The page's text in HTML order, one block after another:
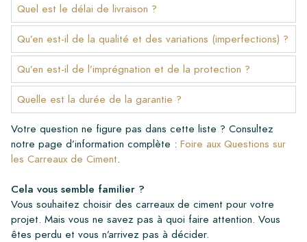
Quel est le délai de livraison ?
Qu’en est-il de la qualité et des variations (imperfections) ?
Qu’en est-il de l’imprégnation et de la protection ?
Quelle est la durée de la garantie ?
Votre question ne figure pas dans cette liste ? Consultez
notre page d’information complète : Foire aux Questions sur
les Carreaux de Ciment.
Cela vous semble familier ?
Vous souhaitez choisir des carreaux de ciment pour votre
projet. Mais vous ne savez pas à quoi faire attention. Vous
êtes perdu et vous n’arrivez pas à décider.